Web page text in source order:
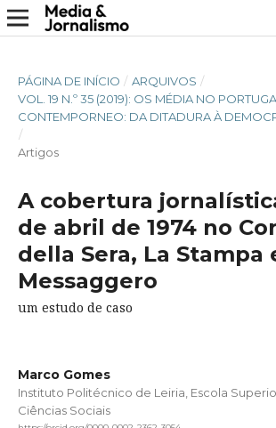
PÁGINA DE INÍCIO / ARQUIVOS /
VOL. 19 N.º 35 (2019): OS MÉDIA NO
CONTEMPORNEO: DA DITADURA À
/
Artigos
A cobertura
de abril de 1974 no
della Sera, La Stampa
Messaggero
um estudo de caso
Marco Gomes
Instituto Politécnico de Leiria, Escola
Ciências Sociais